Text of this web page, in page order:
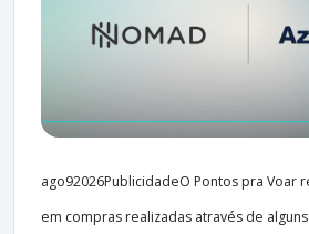
ago92026PublicidadeO Pontos pra Voar
em compras realizadas através de